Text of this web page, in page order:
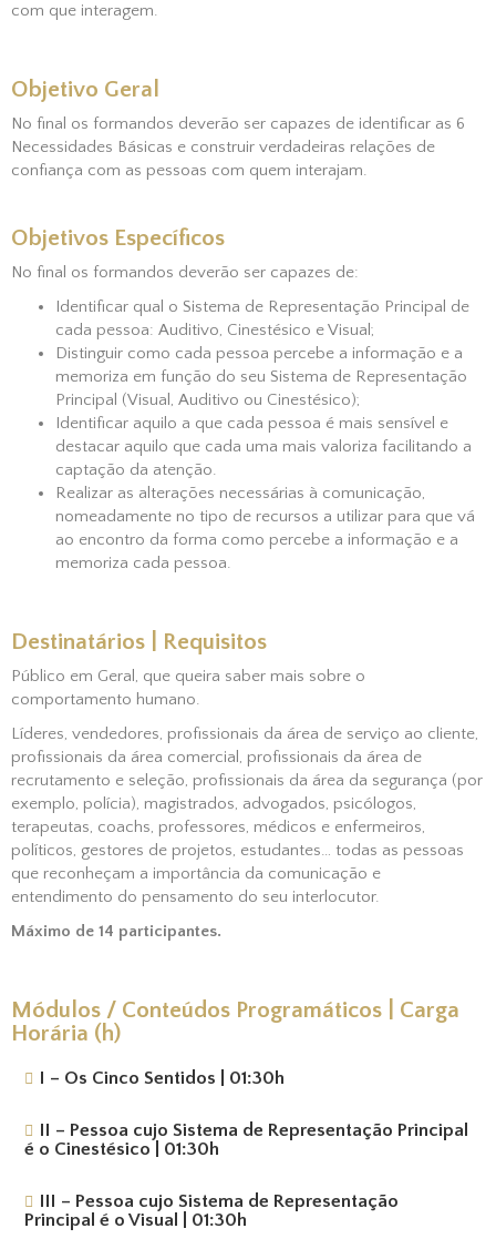
com que interagem.
Objetivo Geral
No final os formandos deverão ser capazes de identificar as 6
Necessidades Básicas e construir verdadeiras relações de
confiança com as pessoas com quem interajam.
Objetivos Específicos
No final os formandos deverão ser capazes de:
Identificar qual o Sistema de Representação Principal de
cada pessoa: Auditivo, Cinestésico e Visual;
Distinguir como cada pessoa percebe a informação e a
memoriza em função do seu Sistema de Representação
Principal (Visual, Auditivo ou Cinestésico);
Identificar aquilo a que cada pessoa é mais sensível e
destacar aquilo que cada uma mais valoriza facilitando a
captação da atenção.
Realizar as alterações necessárias à comunicação,
nomeadamente no tipo de recursos a utilizar para que vá
ao encontro da forma como percebe a informação e a
memoriza cada pessoa.
Destinatários | Requisitos
Público em Geral, que queira saber mais sobre o
comportamento humano.
Líderes, vendedores, profissionais da área de serviço ao cliente,
profissionais da área comercial, profissionais da área de
recrutamento e seleção, profissionais da área da segurança (por
exemplo, polícia), magistrados, advogados, psicólogos,
terapeutas, coachs, professores, médicos e enfermeiros,
políticos, gestores de projetos, estudantes… todas as pessoas
que reconheçam a importância da comunicação e
entendimento do pensamento do seu interlocutor.
Máximo de 14 participantes.
Módulos / Conteúdos Programáticos | Carga
Horária (h)
I – Os Cinco Sentidos | 01:30h
II – Pessoa cujo Sistema de Representação Principal
é o Cinestésico | 01:30h
III – Pessoa cujo Sistema de Representação
Principal é o Visual | 01:30h